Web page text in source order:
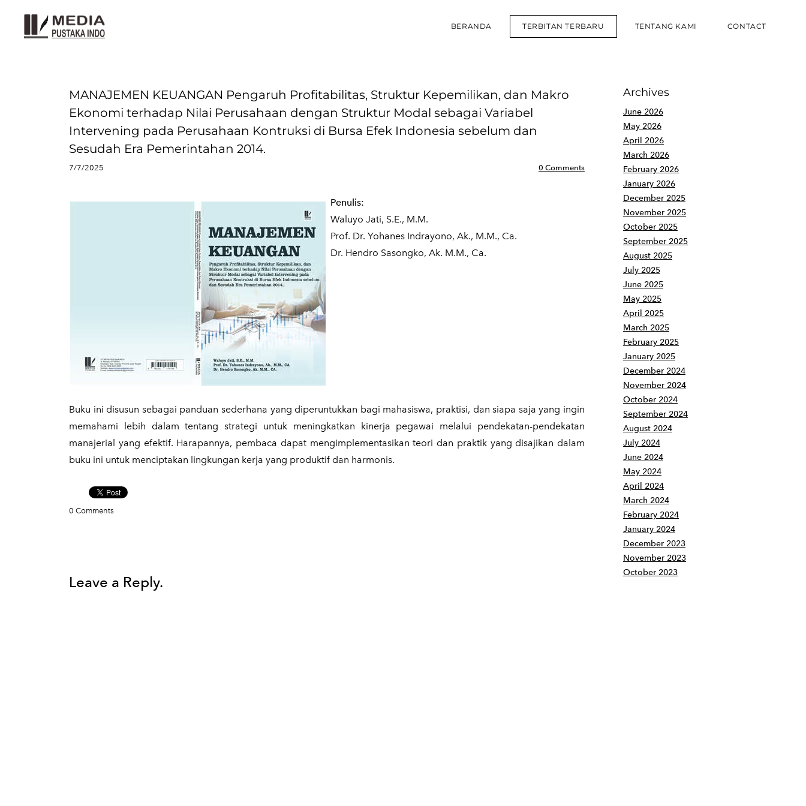
BERANDA TERBITAN TERBARU TENTANG KAMI CONTACT
MANAJEMEN KEUANGAN Pengaruh Profitabilitas, Struktur Kepemilikan, dan Makro
Ekonomi terhadap Nilai Perusahaan dengan Struktur Modal sebagai Variabel
Intervening pada Perusahaan Kontruksi di Bursa Efek Indonesia sebelum dan
Sesudah Era Pemerintahan 2014.
7/7/2025 0 Comments
Penulis:
Waluyo Jati, S.E., M.M.
Prof. Dr. Yohanes Indrayono, Ak., M.M., Ca.
Dr. Hendro Sasongko, Ak. M.M., Ca.
Buku ini disusun sebagai panduan sederhana yang diperuntukkan bagi mahasiswa, praktisi, dan siapa saja yang ingin
memahami lebih dalam tentang strategi untuk meningkatkan kinerja pegawai melalui pendekatan-pendekatan
manajerial yang efektif. Harapannya, pembaca dapat mengimplementasikan teori dan praktik yang disajikan dalam
buku ini untuk menciptakan lingkungan kerja yang produktif dan harmonis.
0 Comments
Leave a Reply.
Archives
June 2026
May 2026
April 2026
March 2026
February 2026
January 2026
December 2025
November 2025
October 2025
September 2025
August 2025
July 2025
June 2025
May 2025
April 2025
March 2025
February 2025
January 2025
December 2024
November 2024
October 2024
September 2024
August 2024
July 2024
June 2024
May 2024
April 2024
March 2024
February 2024
January 2024
December 2023
November 2023
October 2023